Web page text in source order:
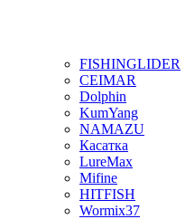
FISHINGLIDER
CEIMAR
Dolphin
KumYang
NAMAZU
Касатка
LureMax
Mifine
HITFISH
Wormix37